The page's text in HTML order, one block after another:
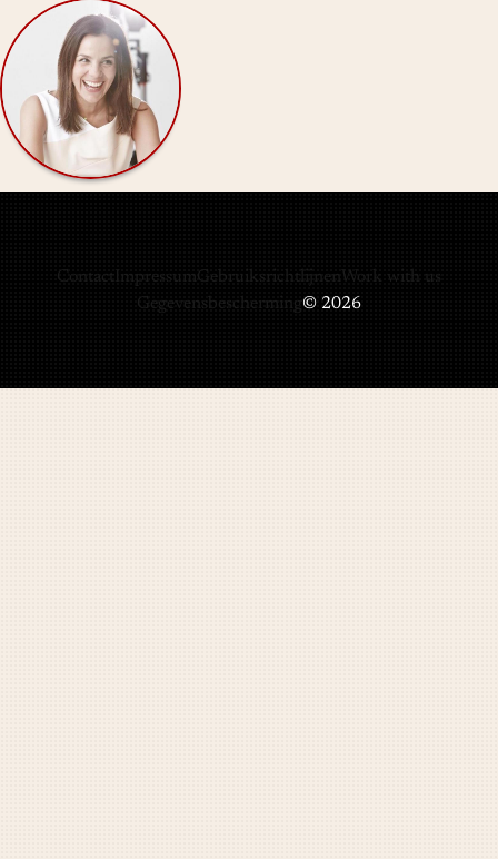
ContactImpressumGebruiksrichtlijnenWork with us
Gegevensbescherming© 2026